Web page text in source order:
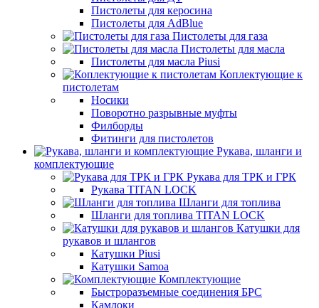
Пистолеты для керосина
Пистолеты для AdBlue
Пистолеты для газа
Пистолеты для масла
Пистолеты для масла Piusi
Коплектующие к
пистолетам
Носики
Поворотно разрывные муфты
Филборды
Фитинги для пистолетов
Рукава, шланги и
комплектующие
Рукава для ТРК и ГРК
Рукава TITAN LOCK
Шланги для топлива
Шланги для топлива TITAN LOCK
Катушки для
рукавов и шлангов
Катушки Piusi
Катушки Samoa
Комплектующие
Быстроразъемные соединения БРС
Камлоки